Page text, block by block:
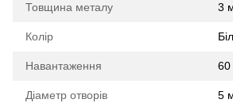
Товщина металу 3
Колір
Навантаження 60
Діаметр отворів 5